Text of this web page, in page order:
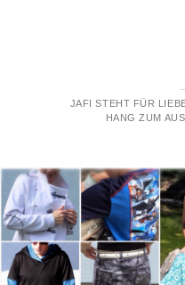
JAFI STEHT FÜR
HANG ZUM